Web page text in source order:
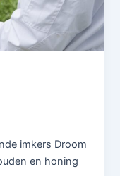
imkers Droom
en honing